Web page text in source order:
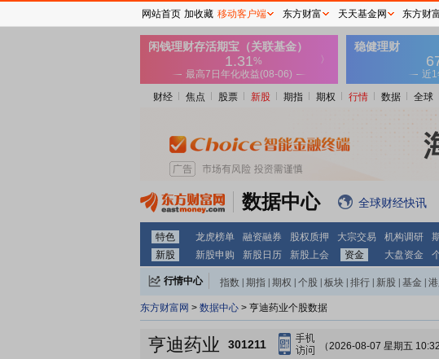
财经 焦点 股票 新股 期指 期权 行情 数据 全球
数据中心 全球财经快讯
特色 龙虎榜单 融资融券 股权质押 大宗交易 机构调研
新股
新股申购 新股日历 新股上会 资金 大盘资金
行情中心 指数 期指 期权 个股 板块 排行 新股 基金
东方财富网 > 数据中心 > 亨迪药业个股数据
亨迪药业 301211 （2026-08-07 星期五
网站首页 加收藏 移动客户端 东方财富 天天基金网 东方财